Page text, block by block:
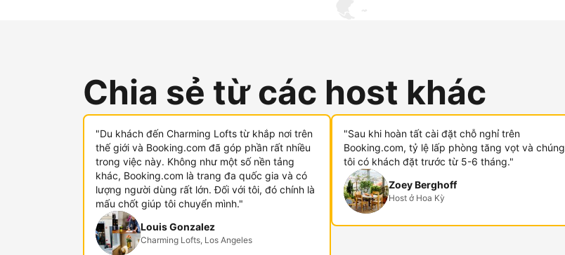
Chia sẻ từ các host khác
"Du khách đến Charming Lofts từ khắp nơi trên
thế giới và Booking.com đã góp phần rất nhiều
trong việc này. Không như một số nền tảng
khác, Booking.com là trang đa quốc gia và có
lượng người dùng rất lớn. Đối với tôi, đó chính là
mấu chốt giúp tôi chuyển mình."
Louis Gonzalez
Charming Lofts, Los Angeles
"Sau khi hoàn tất cài đặt chỗ nghỉ trên
Booking.com, tỷ lệ lấp phòng tăng vọt và chúng
tôi có khách đặt trước từ 5-6 tháng."
Zoey Berghoff
Host ở Hoa Kỳ